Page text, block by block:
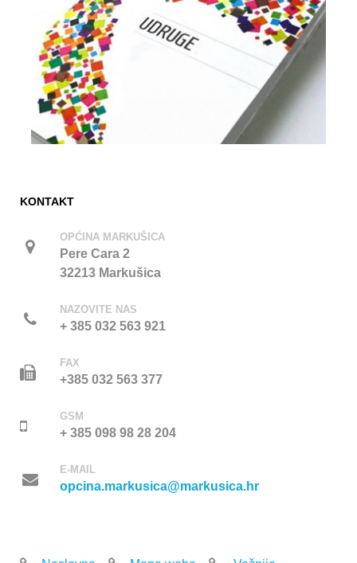
KONTAKT
OPĆINA MARKUŠICA
Pere Cara 2
32213 Markušica
NAZOVITE NAS
+ 385 032 563 921
FAX
+385 032 563 377
GSM
+ 385 098 98 28 204
E-MAIL
opcina.markusica@markusica.hr